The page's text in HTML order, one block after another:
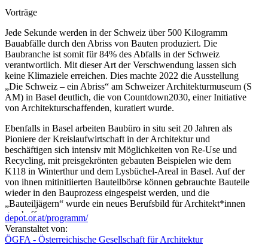
Vorträge
Jede Sekunde werden in der Schweiz über 500 Kilogramm
Bauabfälle durch den Abriss von Bauten produziert. Die
Baubranche ist somit für 84% des Abfalls in der Schweiz
verantwortlich. Mit dieser Art der Verschwendung lassen sich
keine Klimaziele erreichen. Dies machte 2022 die Ausstellung
„Die Schweiz – ein Abriss“ am Schweizer Architekturmuseum (S
AM) in Basel deutlich, die von Countdown2030, einer Initiative
von Architekturschaffenden, kuratiert wurde.
Ebenfalls in Basel arbeiten Baubüro in situ seit 20 Jahren als
Pioniere der Kreislaufwirtschaft in der Architektur und
beschäftigen sich intensiv mit Möglichkeiten von Re-Use und
Recycling, mit preisgekrönten gebauten Beispielen wie dem
K118 in Winterthur und dem Lysbüchel-Areal in Basel. Auf der
von ihnen mitinitiierten Bauteilbörse können gebrauchte Bauteile
wieder in den Bauprozess eingespeist werden, und die
„Bauteiljägern“ wurde ein neues Berufsbild für Architekt*innen
geschaffen.
Der Doppel-Vortrag zeigt die Dringlichkeit und die
Handlungsmöglichkeiten zwischen Abbruch-Moratorium und
depot.or.at/programm/
Veranstaltet von:
ÖGFA - Österreichische Gesellschaft für Architektur